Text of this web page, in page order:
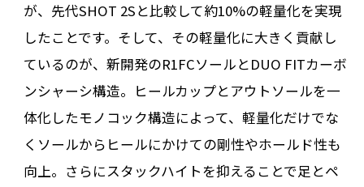
が、先代SHOT 2Sと比較して約10%の軽量化を実現
したことです。そして、その軽量化に大きく貢献し
ているのが、新開発のR1FCソールとDUO FITカーボ
ンシャーシ構造。ヒールカップとアウトソールを一
体化したモノコック構造によって、軽量化だけでな
くソールからヒールにかけての剛性やホールド性も
向上。さらにスタックハイトを抑えることで足とペ